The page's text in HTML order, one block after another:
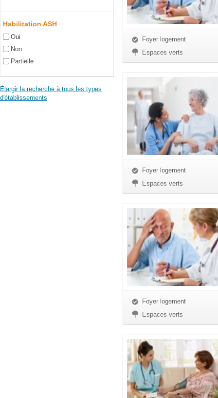
Habilitation ASH
Oui
Non
Partielle
Élargir la recherche à tous les types
d'établissements
Foyer logement
Espaces verts
Foyer logement
Espaces verts
Foyer logement
Espaces verts